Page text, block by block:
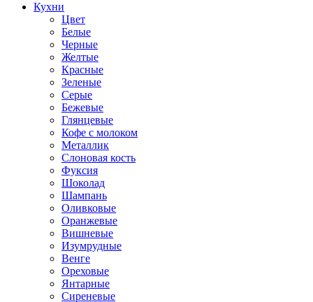
Кухни
Цвет
Белые
Черные
Желтые
Красные
Зеленые
Серые
Бежевые
Глянцевые
Кофе с молоком
Металлик
Слоновая кость
Фуксия
Шоколад
Шампань
Оливковые
Оранжевые
Вишневые
Изумрудные
Венге
Ореховые
Янтарные
Сиреневые